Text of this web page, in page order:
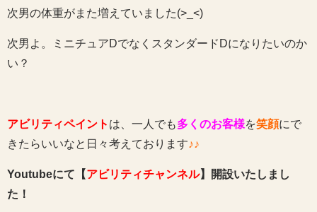
次男の体重がまた増えていました(>_<)
次男よ。ミニチュアDでなくスタンダードDになりたいのか
い？
アビリティペイント は、一人でも多くのお客様を笑顔にで
きたらいいなと日々考えております♪♪
Youtubeにて【アビリティチャンネル】開設いたしまし
た！